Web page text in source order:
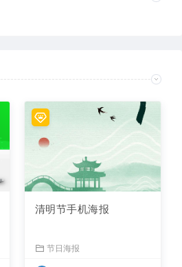
清明节手机海报
节日海报